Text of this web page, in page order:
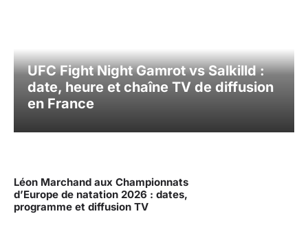
UFC Fight Night Gamrot vs Salkilld :
date, heure et chaîne TV de diffusion
en France
Léon Marchand aux Championnats
d’Europe de natation 2026 : dates,
programme et diffusion TV